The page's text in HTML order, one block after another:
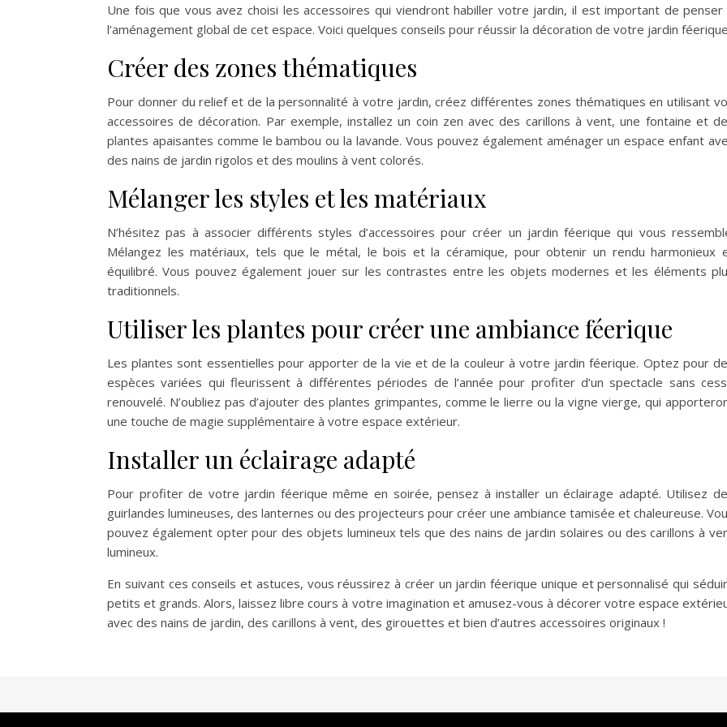
Une fois que vous avez choisi les accessoires qui viendront habiller votre jardin, il est important de penser
l’aménagement global de cet espace. Voici quelques conseils pour réussir la décoration de votre jardin
Créer des zones thématiques
Pour donner du relief et de la personnalité à votre jardin, créez différentes zones thématiques en utilisant
accessoires de décoration. Par exemple, installez un coin zen avec des carillons à vent, une fontaine et
plantes apaisantes comme le bambou ou la lavande. Vous pouvez également aménager un espace enfant
des nains de jardin rigolos et des moulins à vent colorés.
Mélanger les styles et les matériaux
N’hésitez pas à associer différents styles d’accessoires pour créer un jardin féerique qui vous
Mélangez les matériaux, tels que le métal, le bois et la céramique, pour obtenir un rendu harmonieux
équilibré. Vous pouvez également jouer sur les contrastes entre les objets modernes et les éléments
traditionnels.
Utiliser les plantes pour créer une ambiance féerique
Les plantes sont essentielles pour apporter de la vie et de la couleur à votre jardin féerique. Optez pour
espèces variées qui fleurissent à différentes périodes de l’année pour profiter d’un spectacle sans
renouvelé. N’oubliez pas d’ajouter des plantes grimpantes, comme le lierre ou la vigne vierge, qui
une touche de magie supplémentaire à votre espace extérieur.
Installer un éclairage adapté
Pour profiter de votre jardin féerique même en soirée, pensez à installer un éclairage adapté. Utilisez
guirlandes lumineuses, des lanternes ou des projecteurs pour créer une ambiance tamisée et chaleureuse.
pouvez également opter pour des objets lumineux tels que des nains de jardin solaires ou des carillons à
lumineux.
En suivant ces conseils et astuces, vous réussirez à créer un jardin féerique unique et personnalisé qui
petits et grands. Alors, laissez libre cours à votre imagination et amusez-vous à décorer votre espace
avec des nains de jardin, des carillons à vent, des girouettes et bien d’autres accessoires originaux !